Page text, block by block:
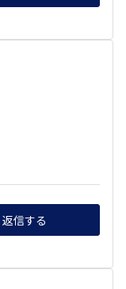
返信する